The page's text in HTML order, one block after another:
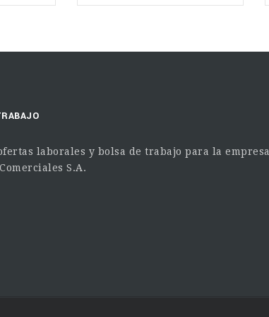
laborales y bolsa de trabajo para la empresa
S.A.